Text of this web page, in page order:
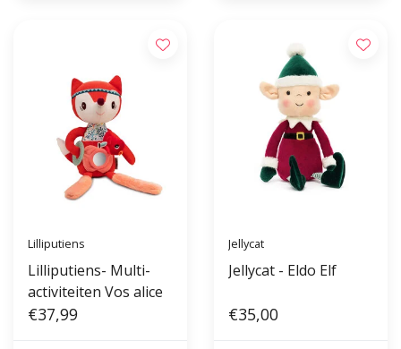
Lilliputiens
Lilliputiens- Multi-
activiteiten Vos alice
€37,99
Jellycat
Jellycat - Eldo Elf
€35,00